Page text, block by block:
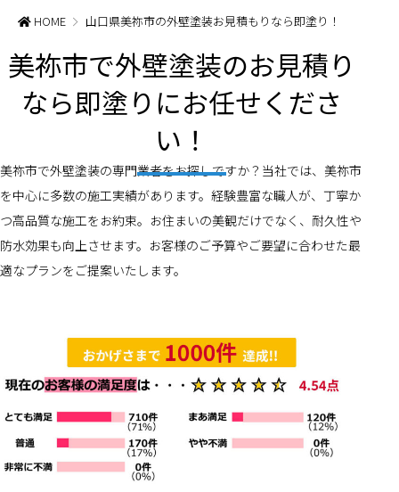
HOME 山口県美祢市の外壁塗装お見積もりなら即塗り！
美祢市で外壁塗装のお見積り
なら即塗りにお任せくださ
い！
美祢市で外壁塗装の専門業者をお探しですか？当社では、美祢市
を中心に多数の施工実績があります。経験豊富な職人が、丁寧か
つ高品質な施工をお約束。お住まいの美観だけでなく、耐久性や
防水効果も向上させます。お客様のご予算やご要望に合わせた最
適なプランをご提案いたします。